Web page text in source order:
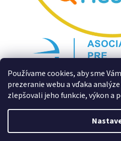
Používame cookies, aby sme
prezeranie webu a vďaka
zlepšovali jeho funkcie, výkon a